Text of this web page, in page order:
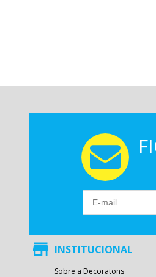
INSTITUCIONAL
Sobre a Decoratons